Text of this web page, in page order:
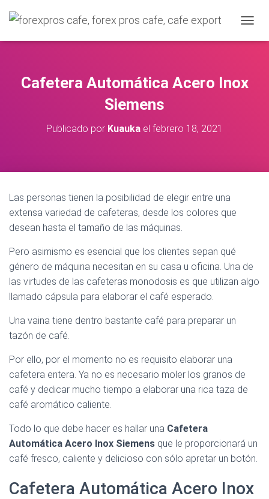
A
A
Ó
N
Cafetera Automática Acero Inox
Siemens
Publicado por Kuauka el febrero 18, 2021
Las personas tienen la posibilidad de elegir entre una
extensa variedad de cafeteras, desde los colores que
desean hasta el tamaño de las máquinas.
Pero asimismo es esencial que los clientes sepan qué
género de máquina necesitan en su casa u oficina. Una de
las virtudes de las cafeteras monodosis es que utilizan algo
llamado cápsula para elaborar el café esperado.
Una vaina tiene dentro bastante café para preparar un
tazón de café.
Por ello, por el momento no es requisito elaborar una
cafetera entera. Ya no es necesario moler los granos de
café y dedicar mucho tiempo a elaborar una rica taza de
café aromático caliente.
Todo lo que debe hacer es hallar una Cafetera
Automática Acero Inox Siemens que le proporcionará un
café fresco, caliente y delicioso con sólo apretar un botón.
Cafetera Automática Acero Inox